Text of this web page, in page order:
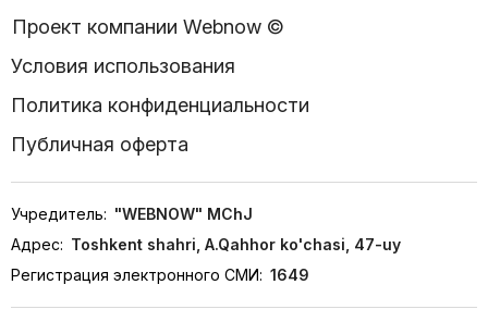
Проект компании Webnow ©
Условия использования
Политика конфиденциальности
Публичная оферта
Учредитель: "WEBNOW" MChJ
Адрес: Toshkent shahri, A.Qahhor ko'chasi, 47-uy
Регистрация электронного СМИ: 1649